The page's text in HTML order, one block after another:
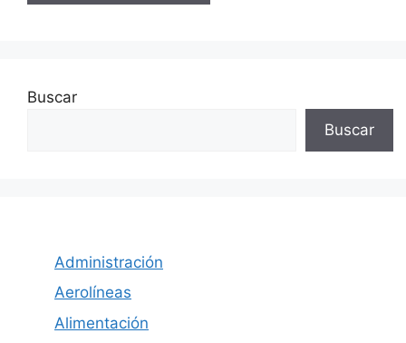
Buscar
Buscar
Administración
Aerolíneas
Alimentación